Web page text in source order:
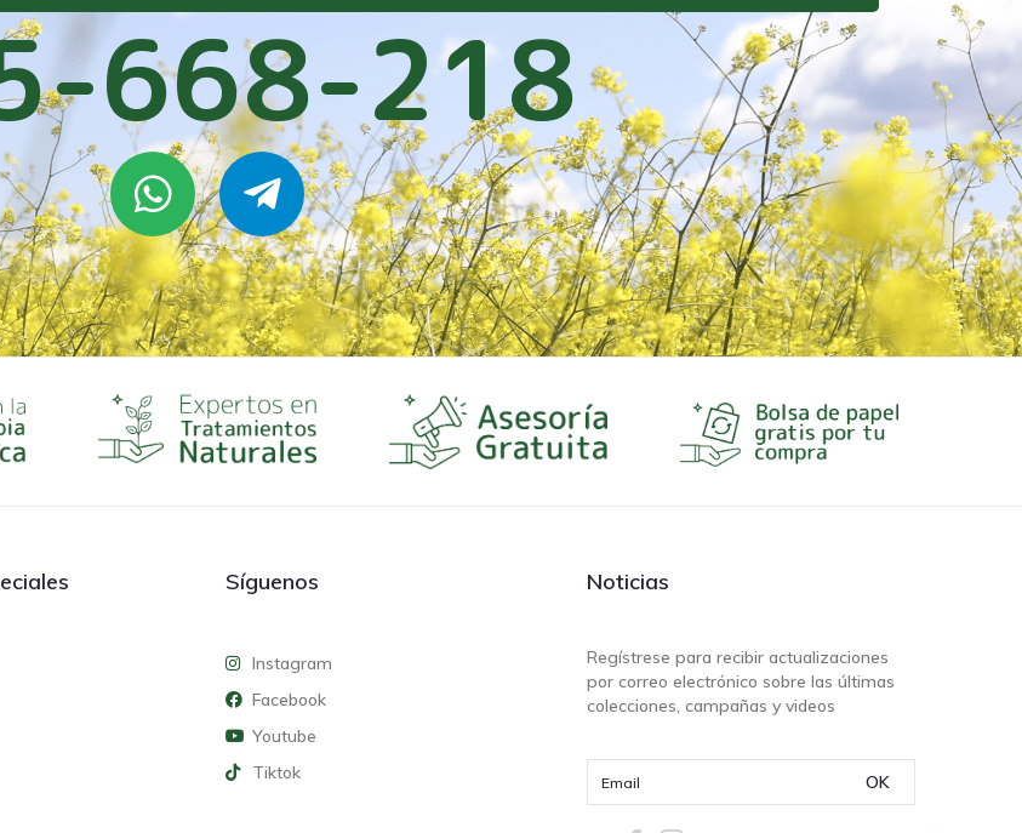
668-218
Síguenos
Instagram
Facebook
Youtube
Tiktok
Noticias
Regístrese para recibir actualizaciones
por correo electrónico sobre las últimas
colecciones, campañas y videos
OK